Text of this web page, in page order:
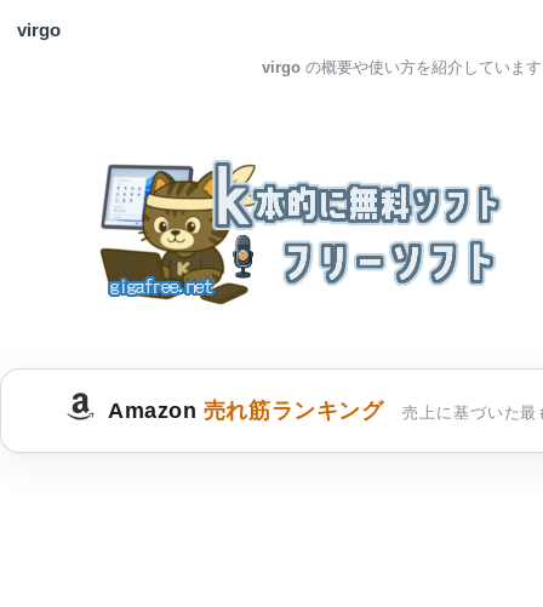
virgo
virgo の概要や使い方を紹介しています
Amazon 売れ筋ランキング 売上に基づいた最